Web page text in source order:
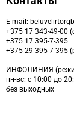
E-mail:
+375 17 343-49-00
+375 17 395-7-395
+375 29 395-7-395
ИНФОЛИНИЯ
пн-вс: с 10:00 до
без выходных